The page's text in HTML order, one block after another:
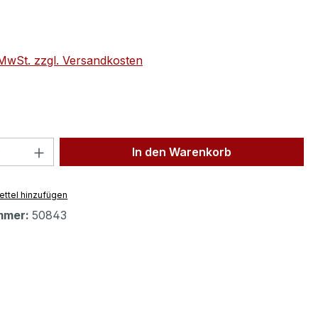
zzgl. Versandkosten
Anzahl: Gib den gewünschten Wert
In den Warenkorb
hinzufügen
50843